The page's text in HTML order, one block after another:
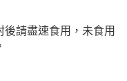
請盡速食用，未食用